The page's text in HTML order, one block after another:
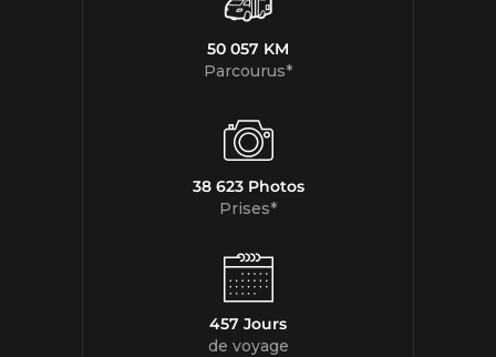
50 057 KM
Parcourus*
38 623 Photos
Prises*
457 Jours
de voyage